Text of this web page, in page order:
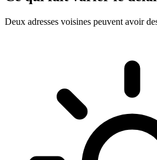
Deux adresses voisines peuvent avoir